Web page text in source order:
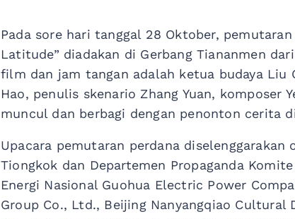
Pada sore hari tanggal 28 Oktober,
Latitude” diadakan di Gerbang Tiananmen
film dan jam tangan adalah ketua budaya Liu
Hao, penulis skenario Zhang Yuan, komposer
muncul dan berbagi dengan penonton cerita
Upacara pemutaran perdana
Tiongkok dan Departemen Propaganda
Energi Nasional Guohua Electric Power
Group Co., Ltd., Beijing Nanyangqiao